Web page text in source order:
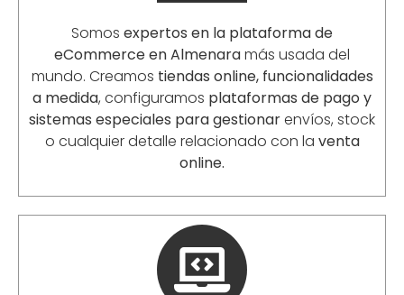
Somos expertos en la plataforma de
eCommerce en Almenaramás usada del
mundo. Creamos tiendas online, funcionalidades
a medida, configuramos plataformas de pago y
sistemas especiales para gestionarenvíos, stock
o cualquier detalle relacionado con la venta
online.